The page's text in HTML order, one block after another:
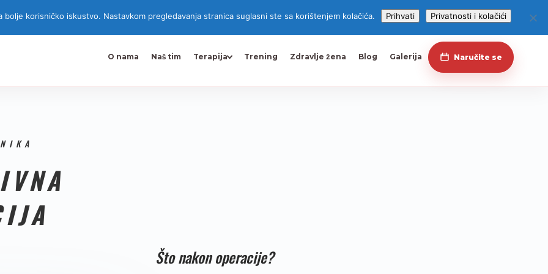
Split
O nama Naš tim Terapija Trening Zdravlje žena Blog Galerija Naručite se
Što nakon operacije?
korisničko iskustvo. Nastavkom pregledavanja stranica suglasni ste sa korištenjem kolačića. Prihvati Privatnosti i kolačići